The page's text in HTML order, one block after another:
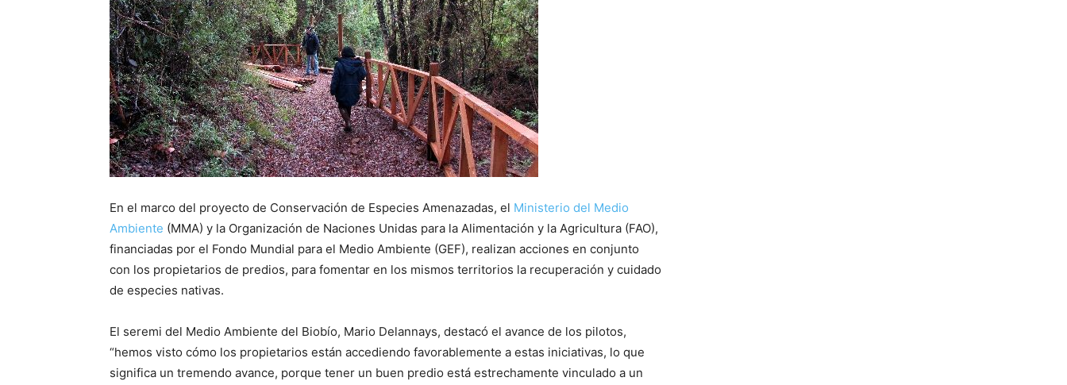
En el marco del proyecto de Conservación de Especies Amenazadas, el Ministerio del Medio
Ambiente (MMA) y la Organización de Naciones Unidas para la Alimentación y la Agricultura (FAO),
financiadas por el Fondo Mundial para el Medio Ambiente (GEF), realizan acciones en conjunto
con los propietarios de predios, para fomentar en los mismos territorios la recuperación y cuidado
de especies nativas.
El seremi del Medio Ambiente del Biobío, Mario Delannays, destacó el avance de los pilotos,
“hemos visto cómo los propietarios están accediendo favorablemente a estas iniciativas, lo que
significa un tremendo avance, porque tener un buen predio está estrechamente vinculado a un